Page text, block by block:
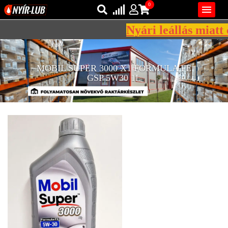
REGISZTRÁCIÓ
KENŐANYAGOK
KENŐANYAGOK
MÁRKÁK
NORMÁK
VISZKOZITÁSOK
ADALÉKOK

Bejelentkezés
Regisztráció
0
AZ ÖN KOSARA ÜRES
Nyári leállás miatt
MOBIL SUPER 3000 X1 FORMULA FE
GSP 5W30 1L